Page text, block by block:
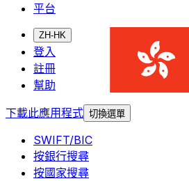
平台
ZH-HK
登入
註冊
幫助
下載此應用程式 切換選單
SWIFT/BIC
按銀行搜尋
按國家搜尋